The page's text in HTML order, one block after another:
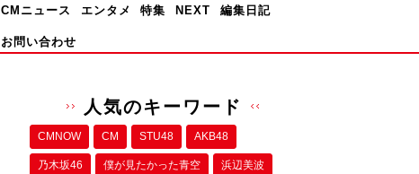
CMニュース エンタメ 特集 NEXT 編集日記
お問い合わせ
人気のキーワード
CMNOW CM STU48 AKB48
乃木坂46 僕が⾒たかった⻘空 浜辺美波